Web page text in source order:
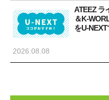
ATEEZ ラ
＆K-
をU-NEXT
2026.08.08